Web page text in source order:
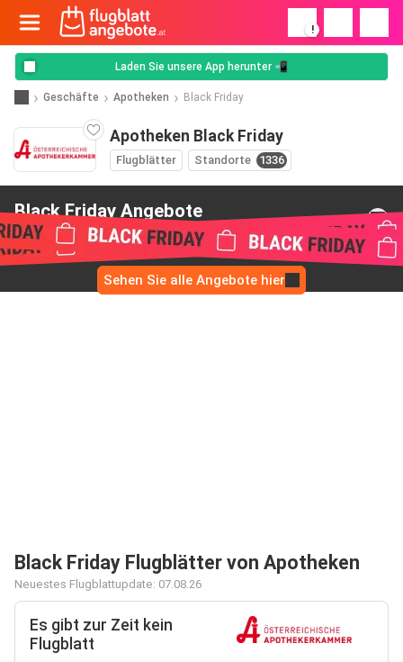
!
Laden Sie unsere App herunter 📲
Geschäfte Apotheken Black Friday
Apotheken Black Friday
Flugblätter Standorte 1336
Black Friday Angebote
von Apotheken
Sehen Sie alle Angebote hier
Black Friday Flugblätter von Apotheken
Neuestes Flugblattupdate: 07.08.26
Es gibt zur Zeit kein
Flugblatt